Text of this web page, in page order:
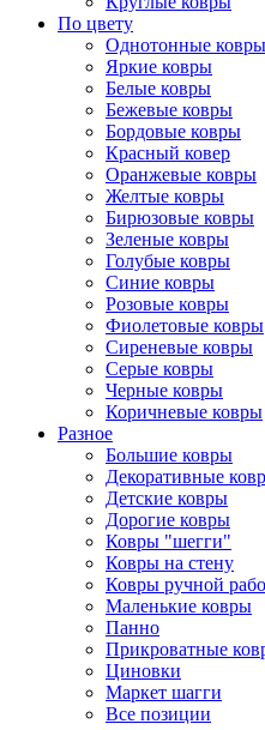
По цвету
Однотонные ковры
Яркие ковры
Белые ковры
Бежевые ковры
Бордовые ковры
Красный ковер
Оранжевые ковры
Желтые ковры
Бирюзовые ковры
Зеленые ковры
Голубые ковры
Синие ковры
Розовые ковры
Фиолетовые ковры
Сиреневые ковры
Серые ковры
Черные ковры
Коричневые ковры
Разное
Большие ковры
Декоративные
Детские ковры
Дорогие ковры
Ковры "шегги"
Ковры на стену
Ковры ручной
Маленькие ковры
Панно
Прикроватные
Циновки
Маркет шагги
Все позиции